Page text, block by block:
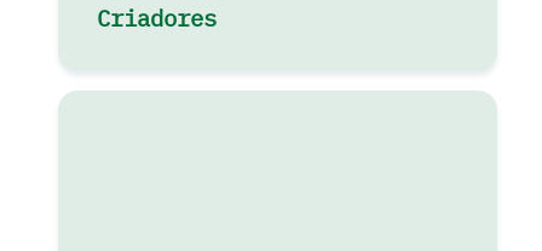
Criadores